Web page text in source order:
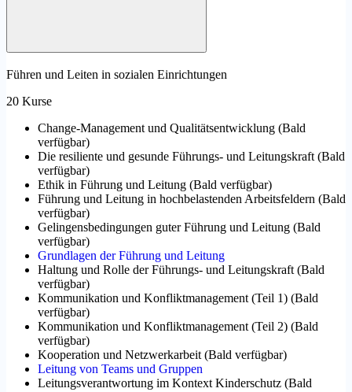
Führen und Leiten in sozialen Einrichtungen
20 Kurse
Change-Management und Qualitätsentwicklung (Bald
verfügbar)
Die resiliente und gesunde Führungs- und Leitungskraft (Bald
verfügbar)
Ethik in Führung und Leitung (Bald verfügbar)
Führung und Leitung in hochbelastenden Arbeitsfeldern (Bald
verfügbar)
Gelingensbedingungen guter Führung und Leitung (Bald
verfügbar)
Grundlagen der Führung und Leitung
Haltung und Rolle der Führungs- und Leitungskraft (Bald
verfügbar)
Kommunikation und Konfliktmanagement (Teil 1) (Bald
verfügbar)
Kommunikation und Konfliktmanagement (Teil 2) (Bald
verfügbar)
Kooperation und Netzwerkarbeit (Bald verfügbar)
Leitung von Teams und Gruppen
Leitungsverantwortung im Kontext Kinderschutz (Bald